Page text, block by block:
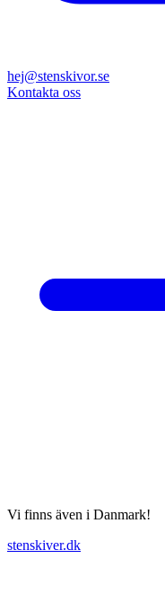
hej@stenskivor.se
Kontakta oss
Vi finns även i Danmark!
stenskiver.dk